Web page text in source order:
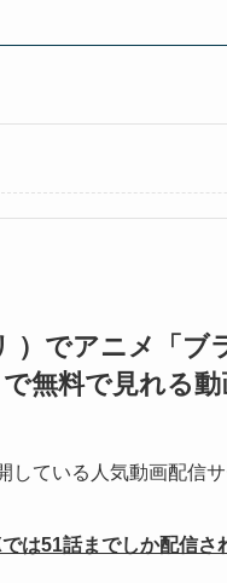
）でアニメ「ブ
無料で見れる
ている人気動画配信サ
は51話までしか配信さ